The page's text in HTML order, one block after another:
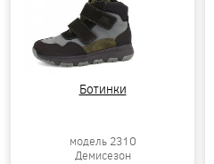
Ботинки
модель 2310
Демисезон